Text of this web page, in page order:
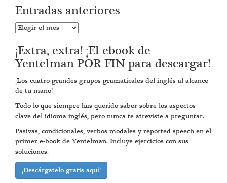
Entradas anteriores
Entradas
¡Extra, extra! ¡El ebook de
Yentelman POR FIN para descargar!
¡Los cuatro grandes grupos gramaticales del inglés al alcance
de tu mano!
Todo lo que siempre has querido saber sobre los aspectos
clave del idioma inglés, pero nunca te atreviste a preguntar.
Pasivas, condicionales, verbos modales y reported speech en el
primer e-book de Yentelman. Incluye ejercicios con sus
soluciones.
¡Descárgatelo gratis aquí!